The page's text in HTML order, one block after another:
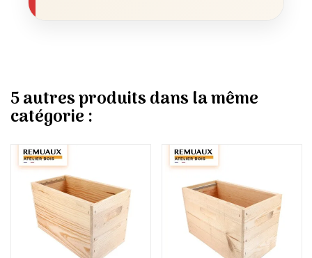
5 autres produits dans la même
catégorie :